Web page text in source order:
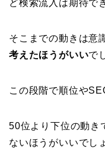
ど検索流入は期待で
そこまでの動きは意
考えたほうがいいで
この段階で順位や
50位より下位の動き
ないほうがいいでし